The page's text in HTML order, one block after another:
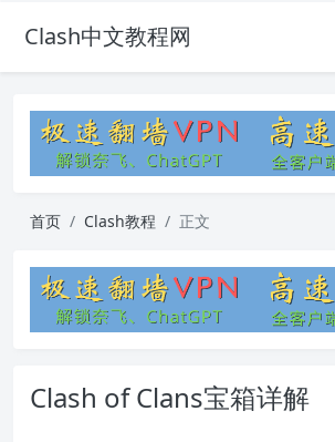
Clash中文教程网
首页 Clash教程 正文
Clash of Clans宝箱详解